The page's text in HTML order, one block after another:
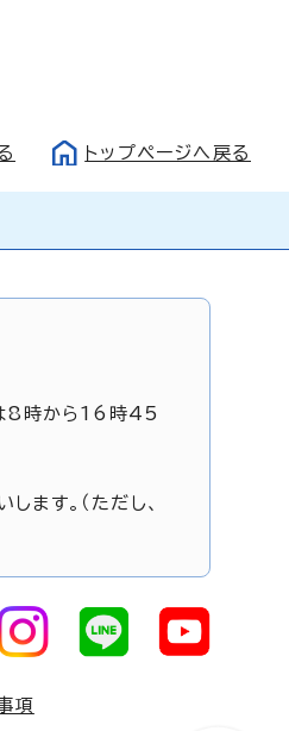
トップページへ戻る
8時から16時45
ます。（ただし、
項